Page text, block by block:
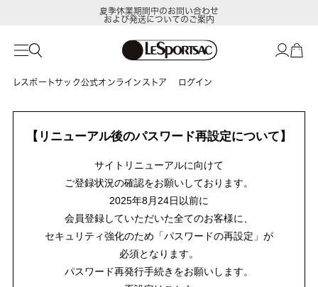
夏季休業期間中のお問い合わせ
および発送についてのご案内
レスポートサック公式オンラインストア ログイン
【リニューアル後のパスワード再設定について】
サイトリニューアルに向けて
ご登録状況の確認をお願いしております。
2025年8月24日以前に
会員登録していただいた全てのお客様に、
セキュリティ強化のため「パスワードの再設定」が
必須となります。
パスワード再発行手続きをお願いします。